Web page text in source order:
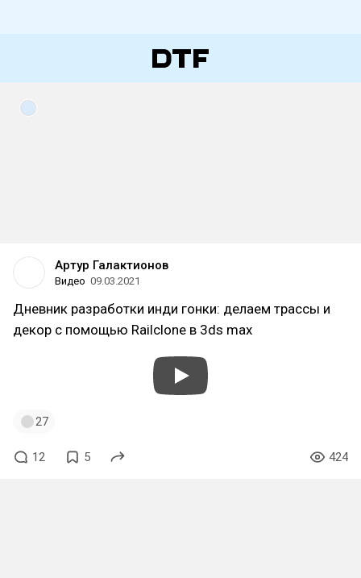
Артур Галактионов
Видео 09.03.2021
Дневник разработки инди гонки: делаем трассы и
декор с помощью Railclone в 3ds max
27
12 5 424